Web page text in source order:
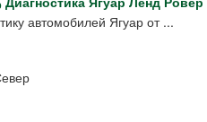
автомобилей Ягуар от ...